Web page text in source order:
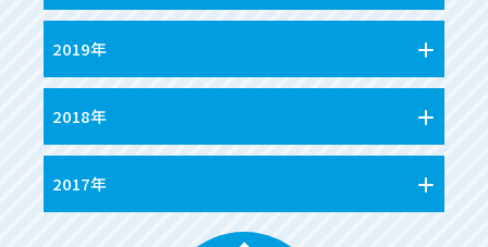
2019年
2018年
2017年